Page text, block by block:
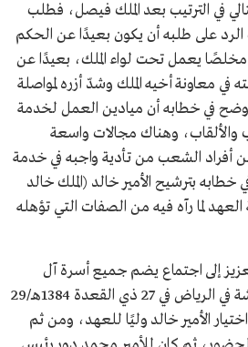
في الترتيب بعد الملك فيصل، فطلب
على طلبه أن يكون بعيدًا عن الحكم
يعمل تحت لواء الملك، بعيدًا عن
في معاونة أخيه الملك وشدّ أزره لمواصلة
في خطابه أن ميادين العمل لخدمة
والألقاب، وهناك مجالات واسعة
الشعب من تأدية واجبه في خدمة
خطابه بترشيح الأمير خالد (الملك خالد
لما رآه فيه من الصفات التي تؤهله
إلى اجتماع يضم جميع أسرة آل
سعود في قصره بحي عليشة في الرياض في 27 ذي القعدة 1384هـ/29
فيه اختيار الأمير خالد وليًا للعهد، ومن ثم